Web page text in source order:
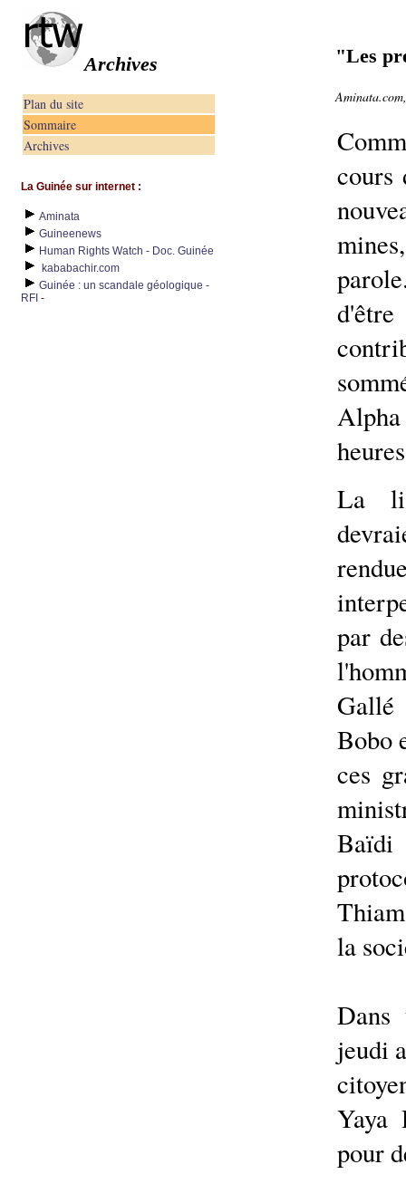
Archives
Plan du site
Sommaire
Archives
La Guinée sur internet :
Aminata
Guineenews
Human Rights Watch - Doc. Guinée
kababachir.com
Guinée : un scandale géologique -
RFI -
"Les
cours
La
par
Bobo
ces
Baïdi
la
Dans
jeudi
Yaya
pour